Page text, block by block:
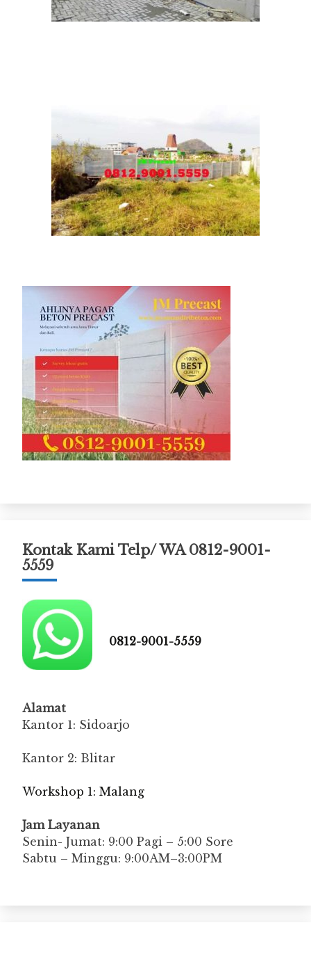
Kontak Kami Telp/ WA 0812-9001-
5559
0812-9001-5559
Alamat
Kantor 1: Sidoarjo
Kantor 2: Blitar
Workshop 1: Malang
Jam Layanan
Senin- Jumat: 9:00 Pagi – 5:00 Sore
Sabtu – Minggu: 9:00AM–3:00PM